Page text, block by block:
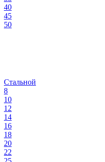
40
45
50
Стальной
8
10
12
14
16
18
20
22